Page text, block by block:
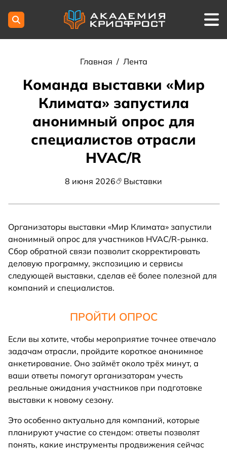
Главная / Лента
Команда выставки «Мир
Климата» запустила
анонимный опрос для
специалистов отрасли
HVAC/R
8 июня 2026 Выставки
Организаторы выставки «Мир Климата» запустили
анонимный опрос для участников HVAC/R-рынка.
Сбор обратной связи позволит скорректировать
деловую программу, экспозицию и сервисы
следующей выставки, сделав её более полезной для
компаний и специалистов.
ПРОЙТИ ОПРОС
Если вы хотите, чтобы мероприятие точнее отвечало
задачам отрасли, пройдите короткое анонимное
анкетирование. Оно займёт около трёх минут, а
ваши ответы помогут организаторам учесть
реальные ожидания участников при подготовке
выставки к новому сезону.
Это особенно актуально для компаний, которые
планируют участие со стендом: ответы позволят
понять, какие инструменты продвижения сейчас